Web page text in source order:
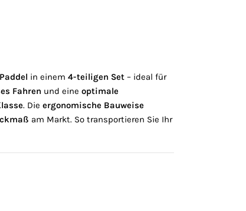
in einem 4-teiligen Set – ideal für
Fahren und eine optimale
. Die ergonomische Bauweise
am Markt. So transportieren Sie Ihr